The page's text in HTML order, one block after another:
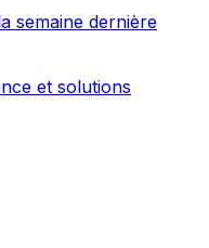
semaine dernière
et solutions